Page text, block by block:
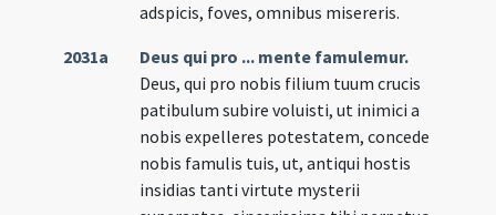
adspicis, foves, omnibus misereris.
2031a
Deus qui pro ... mente famulemur.
Deus, qui pro nobis filium tuum crucis
patibulum subire voluisti, ut inimici a
nobis expelleres potestatem, concede
nobis famulis tuis, ut, antiqui hostis
insidias tanti virtute mysterii